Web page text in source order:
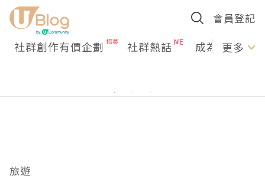
會員登記
社群創作有價企劃 社群熱話 成為U更多
旅遊